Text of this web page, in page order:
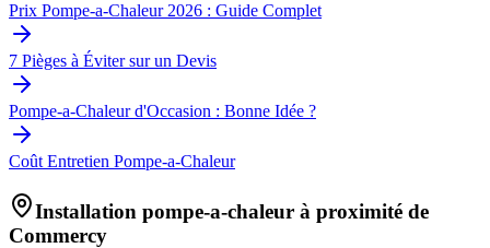
Prix Pompe-a-Chaleur 2026 : Guide Complet
7 Pièges à Éviter sur un Devis
Pompe-a-Chaleur d'Occasion : Bonne Idée ?
Coût Entretien Pompe-a-Chaleur
Installation pompe-a-chaleur à proximité de
Commercy